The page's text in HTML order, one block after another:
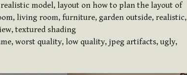
model, layout on how to plan the layout of
living room, furniture, garden outside, realistic,
textured shading
worst quality, low quality, jpeg artifacts, ugly,